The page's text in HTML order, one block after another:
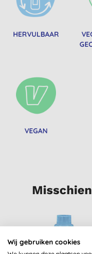
HERVULBAAR
VEGAN
Wij gebruiken cookies